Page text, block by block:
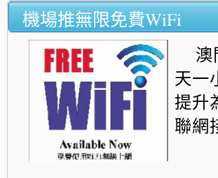
機場推無限免費WiFi
澳
天一
提升
聯網